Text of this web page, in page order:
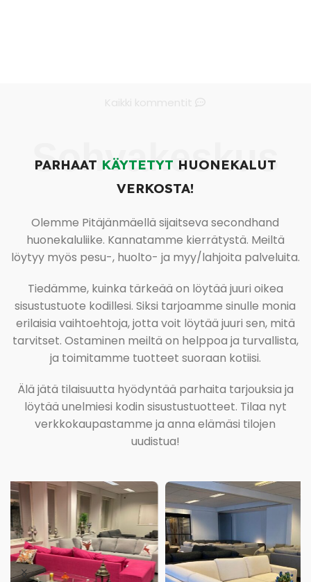
Sohvakeskus
PARHAAT KÄYTETYT HUONEKALUT
VERKOSTA!
Olemme Pitäjänmäellä sijaitseva secondhand
huonekaluliike. Kannatamme kierrätystä. Meiltä
löytyy myös pesu-, huolto- ja myy/lahjoita palveluita.
Tiedämme, kuinka tärkeää on löytää juuri oikea
sisustustuote kodillesi. Siksi tarjoamme sinulle monia
erilaisia vaihtoehtoja, jotta voit löytää juuri sen, mitä
tarvitset. Ostaminen meiltä on helppoa ja turvallista,
ja toimitamme tuotteet suoraan kotiisi.
Älä jätä tilaisuutta hyödyntää parhaita tarjouksia ja
löytää unelmiesi kodin sisustustuotteet. Tilaa nyt
verkkokaupastamme ja anna elämäsi tilojen
uudistua!